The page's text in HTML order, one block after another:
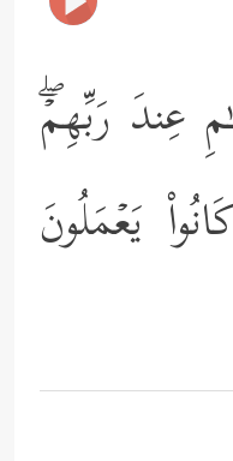
عِندَ رَبِّهِمۡۖ
یَعۡمَلُونَ